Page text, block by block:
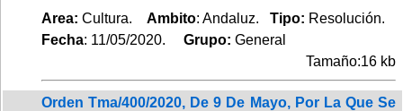
Area: Cultura. Ambito: Andaluz. Tipo: Resolución.
Fecha: 11/05/2020. Grupo: General
Tamaño:16 kb
Orden Tma/400/2020, De 9 De Mayo, Por La Que Se